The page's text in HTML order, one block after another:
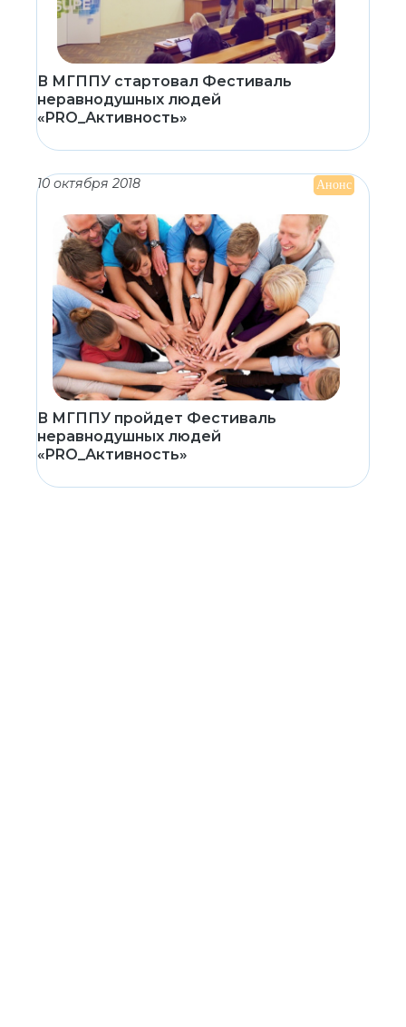
В МГППУ стартовал Фестиваль
неравнодушных людей
«PRO_Активность»
10 октября 2018 Анонс
В МГППУ пройдет Фестиваль
неравнодушных людей
«PRO_Активность»